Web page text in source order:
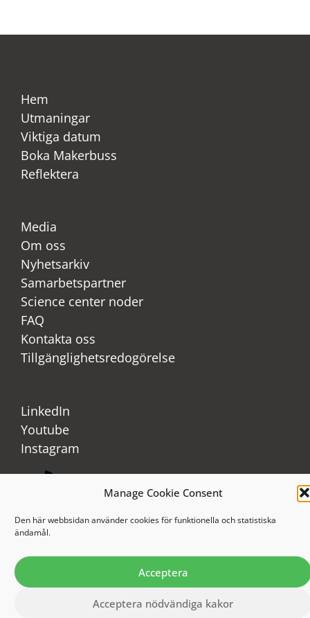
Manage Cookie Consent
Den här webbsidan använder cookies för funktionella och statistiska
ändamål.
Acceptera
Acceptera nödvändiga kakor
Hem
Utmaningar
Viktiga datum
Boka Makerbuss
Reflektera
Media
Om oss
Nyhetsarkiv
Samarbetspartner
Science center noder
FAQ
Kontakta oss
Tillgänglighetsredogörelse
LinkedIn
Youtube
Instagram